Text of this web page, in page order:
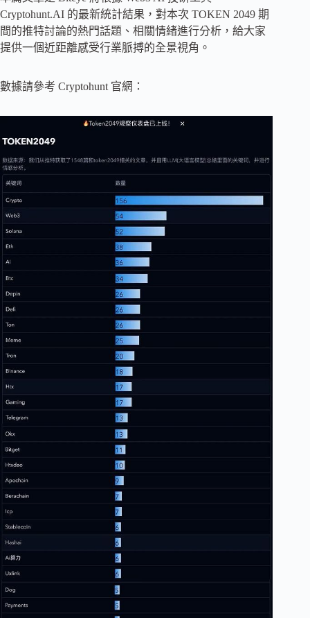
Cryptohunt.AI 的最新統計結果，對本次 TOKEN 2049 期
間的推特討論的熱門話題、相關情緒進行分析，給大家
提供一個近距離感受行業脈搏的全景視角。
數據請參考 Cryptohunt 官網：